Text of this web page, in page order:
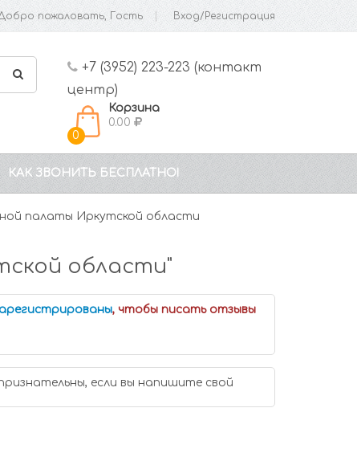
пожаловать, Гость Вход/Регистрация
+7 (3952) 223-223 (контакт
центр)
0
Корзина
0.00
КАК ЗВОНИТЬ БЕСПЛАТНО!
палаты Иркутской области
области"
, чтобы писать отзывы
если вы напишите свой